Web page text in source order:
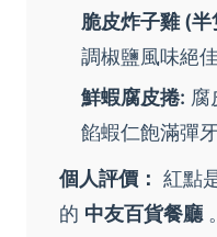
脆皮炸子雞 (半
調椒鹽風味絕
鮮蝦腐皮捲: 腐
餡蝦仁飽滿彈
個人評價： 紅點
的 中友百貨餐廳